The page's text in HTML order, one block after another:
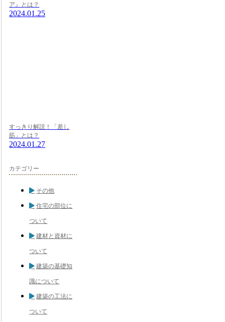
ア』とは？
2024.01.25
すっきり解説！「差し
筋」とは？
2024.01.27
カテゴリー
その他
住宅の部位に
ついて
建材と資材に
ついて
建築の基礎知
識について
建築の工法に
ついて